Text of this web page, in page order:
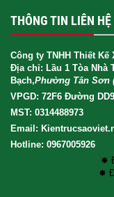
THÔNG TIN LIÊN HỆ
Công ty TNHH Thiết Kế
Địa chỉ: Lầu 1 Tòa Nhà
Bạch,Phường Tân Sơn
VPGD: 72F6 Đường
MST: 0314488973
Email:
Hotline: 0967005926
✸
✸